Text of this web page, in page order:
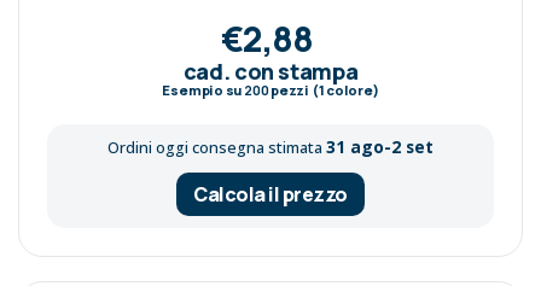
€2,88
cad. con stampa
Esempio su 200pezzi (1 colore)
Ordini oggi consegna stimata 31 ago-2 set
Calcola il prezzo